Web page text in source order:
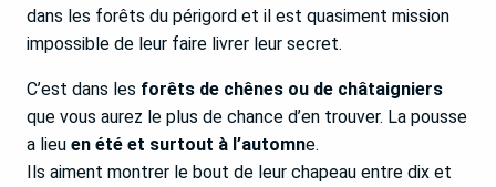
dans les forêts du périgord et il est quasiment mission
impossible de leur faire livrer leur secret.
C’est dans les forêts de chênes ou de châtaigniers
que vous aurez le plus de chance d’en trouver. La pousse
a lieu en été et surtout à l’automne.
Ils aiment montrer le bout de leur chapeau entre dix et